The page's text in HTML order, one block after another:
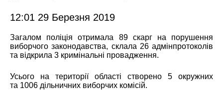
12:01 29 Березня 2019
Загалом поліція отримала 89 скарг на порушення
виборчого законодавства, склала 26 адмінпротоколів
та відкрила 3 кримінальні провадження.
Усього на території області створено 5 окружних
та 1006 дільничних виборчих комісій.